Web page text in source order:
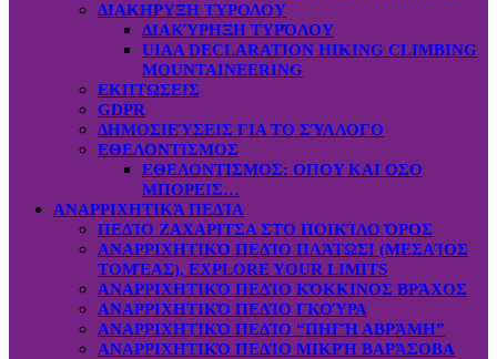
ΔΙΑΚΗΡΥΞΗ ΤΥΡΟΛΟΥ
ΔΙΑΚΎΡΗΞΗ ΤΥΡΌΛΟΥ
UIAA DECLARATION HIKING CLIMBING
MOUNTAINEERING
ΕΚΠΤΩΣΕΙΣ
GDPR
ΔΗΜΟΣΙΕΎΣΕΙΣ ΓΙΑ ΤΟ ΣΎΛΛΟΓΟ
ΕΘΕΛΟΝΤΙΣΜΟΣ
ΕΘΕΛΟΝΤΙΣΜΟΣ: OΠOY KAI ΟΣΟ
ΜΠΟΡΕΙΣ…
ΑΝΑΡΡΙΧΗΤΙΚΆ ΠΕΔΊΑ
ΠΕΔΊΟ ΖΑΧΑΡΙΤΣΑ ΣΤΟ ΠΟΙΚΊΛΟ ΌΡΟΣ
ΑΝΑΡΡΙΧΗΤΙΚΌ ΠΕΔΊΟ ΠΛΆΤΩΣΙ (ΜΕΣΑΊΟΣ
ΤΟΜΈΑΣ), EXPLORE YOUR LIMITS
ΑΝΑΡΡΙΧΗΤΙΚΌ ΠΕΔΊΟ ΚΌΚΚΙΝΟΣ ΒΡΆΧΟΣ
ΑΝΑΡΡΙΧΗΤΙΚΌ ΠΕΔΊΟ ΓΚΟΎΡΑ
ΑΝΑΡΡΙΧΗΤΙΚΌ ΠΕΔΊΟ “ΠΗΓΉ ΑΒΡΆΜΗ”
ΑΝΑΡΡΙΧΗΤΙΚΌ ΠΕΔΊΟ ΜΙΚΡΉ ΒΑΡΆΣΟΒΑ